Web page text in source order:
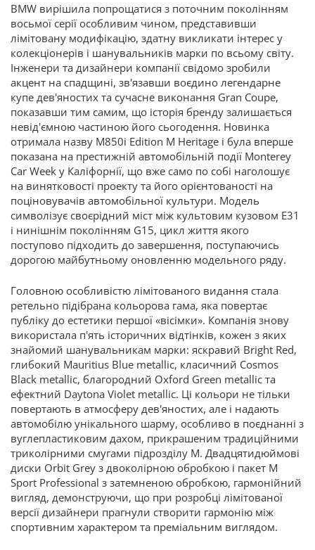
BMW вирішила попрощатися з поточним поколінням
восьмої серії особливим чином, представивши
лімітовану модифікацію, здатну викликати інтерес у
колекціонерів і шанувальників марки по всьому світу.
Інженери та дизайнери компанії свідомо зробили
акцент на спадщині, зв'язавши воєдино легендарне
купе дев'яностих та сучасне виконання Gran Coupe,
показавши тим самим, що історія бренду залишається
невід'ємною частиною його сьогодення. Новинка
отримала назву M850i Edition M Heritage і була вперше
показана на престижній автомобільній події Monterey
Car Week у Каліфорнії, що вже само по собі наголошує
на винятковості проекту та його орієнтованості на
поціновувачів автомобільної культури. Модель
символізує своєрідний міст між культовим кузовом Е31
і нинішнім поколінням G15, цикл життя якого
поступово підходить до завершення, поступаючись
дорогою майбутньому оновленню модельного ряду.
Головною особливістю лімітованого видання стала
ретельно підібрана кольорова гама, яка повертає
публіку до естетики першої «вісімки». Компанія знову
використала п'ять історичних відтінків, кожен з яких
знайомий шанувальникам марки: яскравий Bright Red,
глибокий Mauritius Blue metallic, класичний Cosmos
Black metallic, благородний Oxford Green metallic та
ефектний Daytona Violet metallic. Ці кольори не тільки
повертають в атмосферу дев'яностих, але і надають
автомобілю унікального шарму, особливо в поєднанні з
вуглепластиковим дахом, прикрашеним традиційними
триколірними смугами підрозділу М. Двадцятидюймові
диски Orbit Grey з двоколірною обробкою і пакет M
Sport Professional з затемненою обробкою, гармонійний
вигляд, демонструючи, що при розробці лімітованої
версії дизайнери прагнули створити гармонію між
спортивним характером та преміальним виглядом.